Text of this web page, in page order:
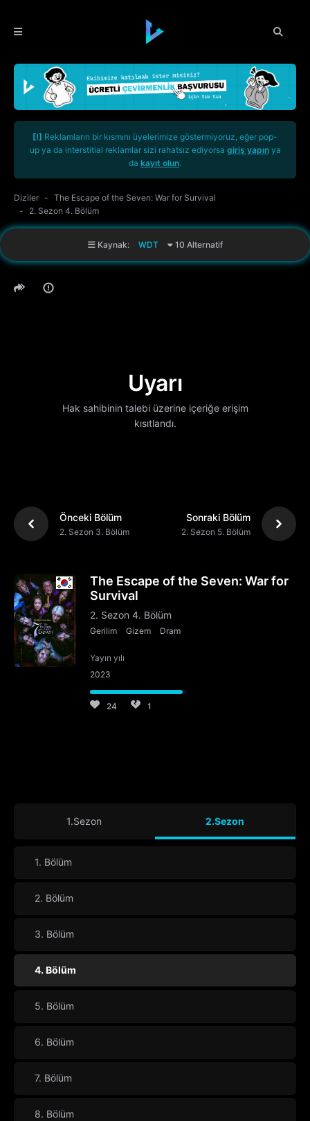
[!] Reklamların bir kısmını üyelerimize göstermiyoruz, eğer pop-
up ya da interstitial reklamlar sizi rahatsız ediyorsa giriş yapınya
da kayıt olun.
Diziler
The Escape of the Seven: War for Survival
2. Sezon 4. Bölüm
Kaynak: WDT 10 Alternatif
Uyarı
Hak sahibinin talebi üzerine içeriğe erişim
kısıtlandı.
Önceki Bölüm
2. Sezon 3. Bölüm
Sonraki Bölüm
2. Sezon 5. Bölüm
The Escape of the Seven: War for
Survival
2. Sezon 4. Bölüm
Gerilim Gizem Dram
Yayın yılı
2023
24 1
1.Sezon 2.Sezon
1. Bölüm
2. Bölüm
3. Bölüm
4. Bölüm
5. Bölüm
6. Bölüm
7. Bölüm
8. Bölüm